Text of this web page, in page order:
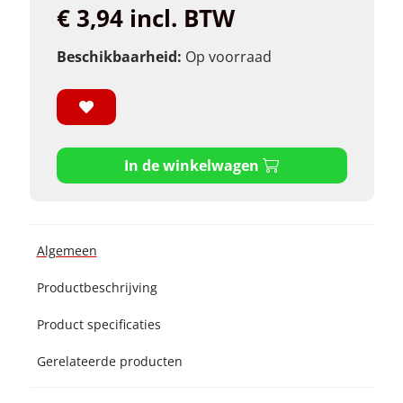
€ 3,94 incl. BTW
Beschikbaarheid: Op voorraad
In de winkelwagen
Algemeen
Productbeschrijving
Product specificaties
Gerelateerde producten